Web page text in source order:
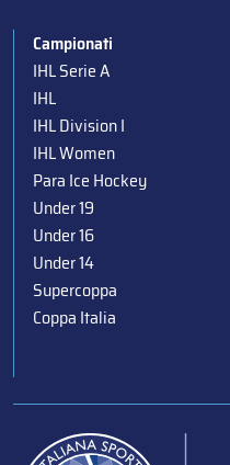
Campionati
IHL Serie A
IHL
IHL Division I
IHL Women
Para Ice Hockey
Under 19
Under 16
Under 14
Supercoppa
Coppa Italia